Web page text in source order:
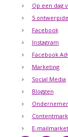
Op een dag
5
Facebook
Instagram
Facebook
Marketing
Social Media
Bloggen
E-